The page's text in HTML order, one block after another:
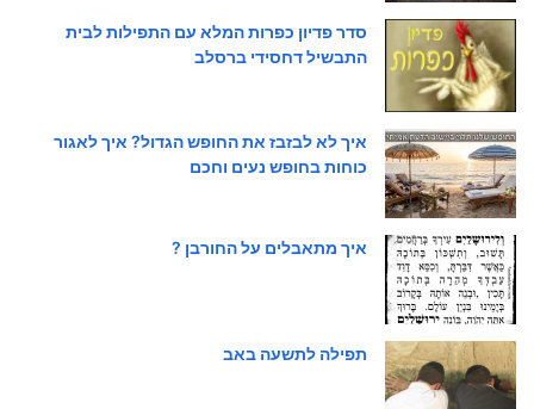
סדר פדיון כפרות המלא עם התפילות לבית
התבשיל דחסידי ברסלב
איך לא לבזבז את החופש הגדול? איך לאגור
כוחות בחופש נעים וחכם
איך מתאבלים על החורבן ?
תפילה לתשעה באב